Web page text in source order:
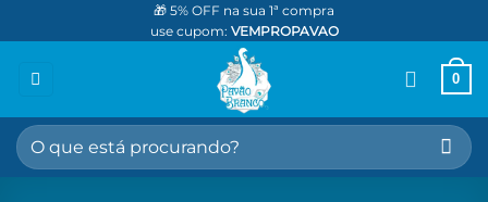
to
🎁 5% OFF na sua 1ª compra
use cupom: VEMPROPAVAO
0
Pesquisar
por: